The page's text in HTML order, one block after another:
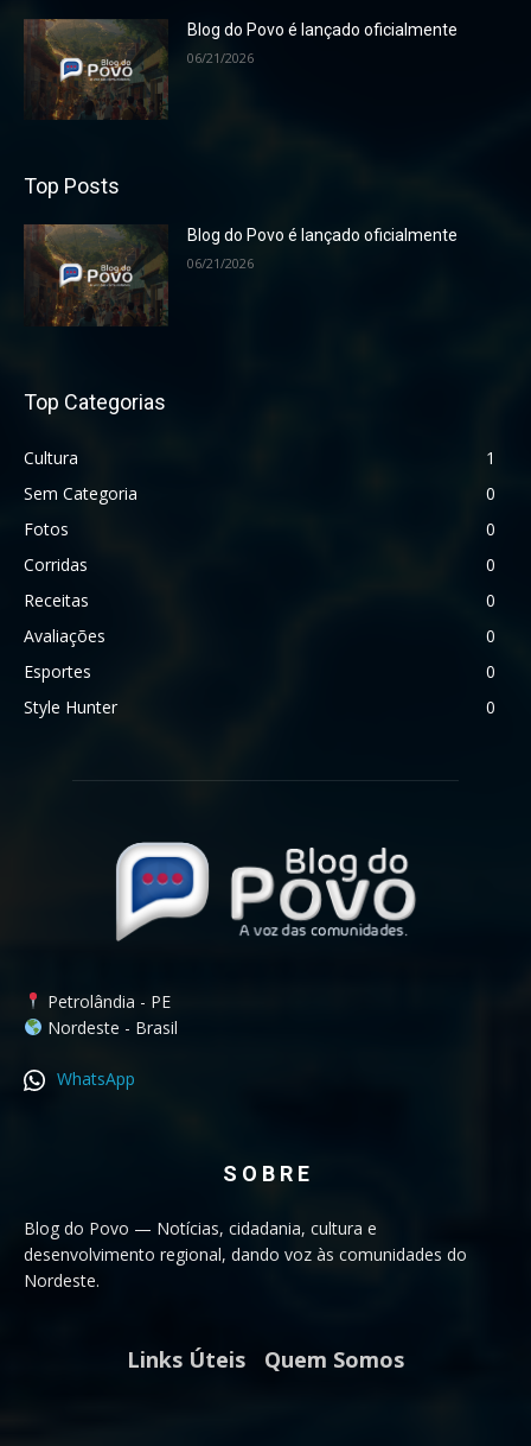
Blog do Povo é lançado oficialmente
06/21/2026
Top Posts
Blog do Povo é lançado oficialmente
06/21/2026
Top Categorias
Cultura
1
Sem Categoria
0
Fotos
0
Corridas
0
Receitas
0
Avaliações
0
Esportes
0
Style Hunter
0
Petrolândia - PE
Nordeste - Brasil
WhatsApp
S O B R E
Blog do Povo — Notícias, cidadania, cultura e
desenvolvimento regional, dando voz às comunidades do
Nordeste.
Links Úteis Quem Somos